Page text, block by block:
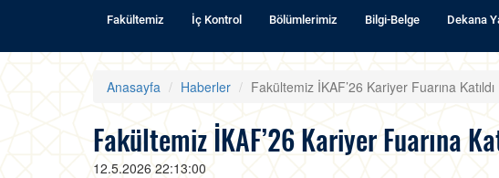
Fakültemiz İç Kontrol Bölümlerimiz Bilgi-Belge Dekana
Anasayfa Haberler Fakültemiz İKAF’26 Kariyer Fuarına Katıldı
Fakültemiz İKAF’26 Kariyer Fuarına
12.5.2026 22:13:00